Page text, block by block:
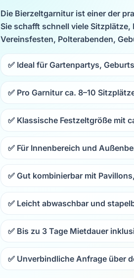
Die Bierzeltgarnitur ist einer der
Sie schafft schnell viele
Vereinsfesten, Polterabenden,
✅ Ideal für Gartenpartys,
✅ Pro Garnitur ca. 8–10
✅ Klassische Festzeltgröße mit
✅ Für Innenbereich und
✅ Gut kombinierbar mit
✅ Leicht abwaschbar und
✅ Bis zu 3 Tage Mietdauer
✅ Unverbindliche Anfrage über